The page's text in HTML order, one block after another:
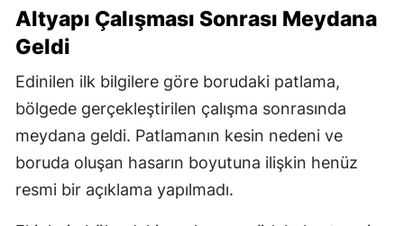
Altyapı Çalışması Sonrası Meydana
Geldi
Edinilen ilk bilgilere göre borudaki patlama,
bölgede gerçekleştirilen çalışma sonrasında
meydana geldi. Patlamanın kesin nedeni ve
boruda oluşan hasarın boyutuna ilişkin henüz
resmi bir açıklama yapılmadı.